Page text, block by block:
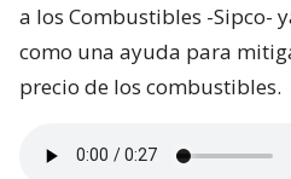
a los Combustibles -Sipco-
como una ayuda para
precio de los combustibles.